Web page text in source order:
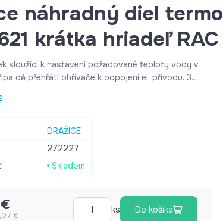
náhradný diel
krátka hriadeľ RAC
sloužící k nastavení požadované teploty vody v
dě přehřátí ohřívače k odpojení el. přívodu. 3
Napětí 3x400V Typ
Termostaty Trifazove Termostaty -
DRAŽICE
272227
Skladom
€
ks Do košíka